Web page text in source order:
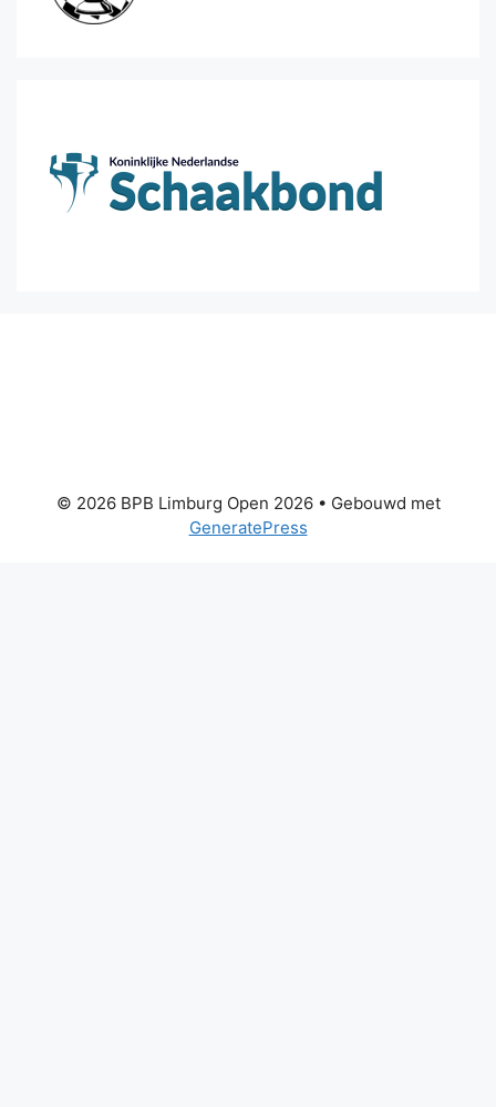
© 2026 BPB Limburg Open 2026• Gebouwd met
GeneratePress